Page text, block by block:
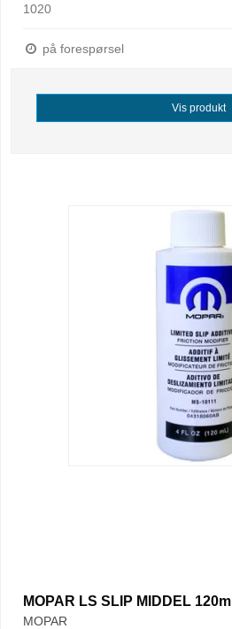
1020
på forespørsel
Vis produkt
MOPAR LS SLIP MIDDEL 120ml
MOPAR